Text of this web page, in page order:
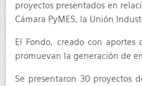
proyectos presentados en
Cámara PyMES, la Unión
El Fondo, creado con
promuevan la generación de
Se presentaron 30 proyectos